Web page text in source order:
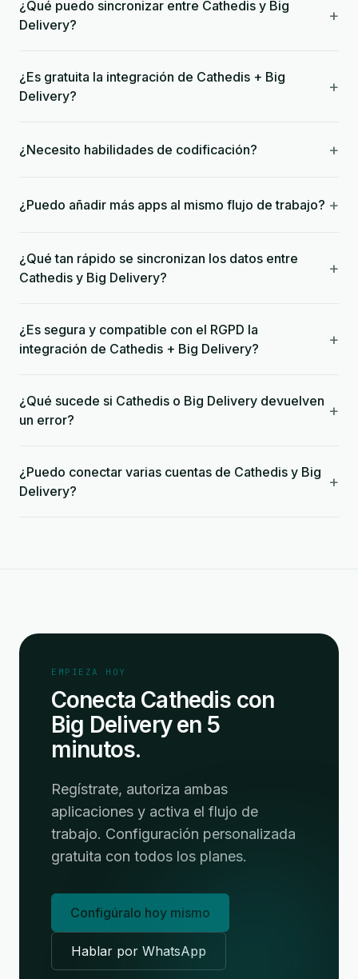
¿Qué puedo sincronizar entre Cathedis y Big
Delivery?
+
¿Es gratuita la integración de Cathedis + Big
Delivery?
+
¿Necesito habilidades de codificación? +
¿Puedo añadir más apps al mismo flujo de trabajo? +
¿Qué tan rápido se sincronizan los datos entre
Cathedis y Big Delivery?
+
¿Es segura y compatible con el RGPD la
integración de Cathedis + Big Delivery?
+
¿Qué sucede si Cathedis o Big Delivery devuelven
un error?
+
¿Puedo conectar varias cuentas de Cathedis y Big
Delivery?
+
EMPIEZA HOY
Conecta Cathedis con
Big Delivery en 5
minutos.
Regístrate, autoriza ambas
aplicaciones y activa el flujo de
trabajo. Configuración personalizada
gratuita con todos los planes.
Configúralo hoy mismo
Hablar por WhatsApp